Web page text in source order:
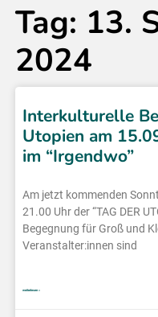
Tag: 13.
2024
Interkulturelle
Utopien am
im “Irgendwo”
Am jetzt kommenden
21.00 Uhr der “TAG DER
Begegnung für Groß und
Veranstalter:innen sind
weiterlesen »